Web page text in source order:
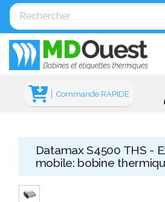
Commande RAPIDE
Datamax S4500 THS -
mobile: bobine